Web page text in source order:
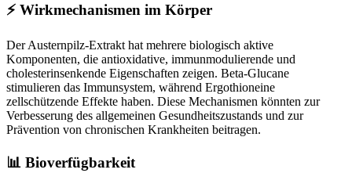
⚡ Wirkmechanismen im Körper
Der Austernpilz-Extrakt hat mehrere biologisch aktive
Komponenten, die antioxidative, immunmodulierende und
cholesterinsenkende Eigenschaften zeigen. Beta-Glucane
stimulieren das Immunsystem, während Ergothioneine
zellschützende Effekte haben. Diese Mechanismen könnten zur
Verbesserung des allgemeinen Gesundheitszustands und zur
Prävention von chronischen Krankheiten beitragen.
📊 Bioverfügbarkeit